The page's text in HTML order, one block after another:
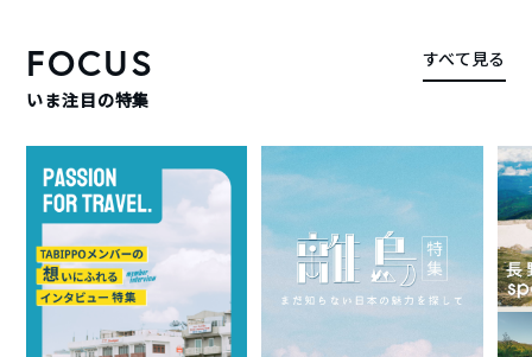
FOCUS
いま注目の特集
すべて見る